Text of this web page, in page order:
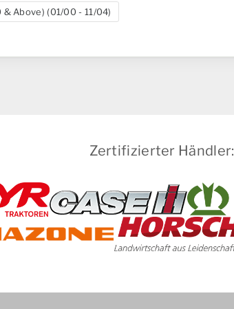
Above) (01/00 - 11/04)
Zertifizierter Händler: